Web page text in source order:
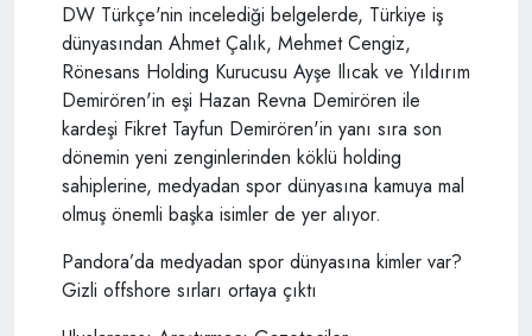
DW Türkçe'nin incelediği belgelerde, Türkiye iş
dünyasından Ahmet Çalık, Mehmet Cengiz,
Rönesans Holding Kurucusu Ayşe Ilıcak ve Yıldırım
Demirören'in eşi Hazan Revna Demirören ile
kardeşi Fikret Tayfun Demirören'in yanı sıra son
dönemin yeni zenginlerinden köklü holding
sahiplerine, medyadan spor dünyasına kamuya mal
olmuş önemli başka isimler de yer alıyor.
Pandora’da medyadan spor dünyasına kimler var?
Gizli offshore sırları ortaya çıktı